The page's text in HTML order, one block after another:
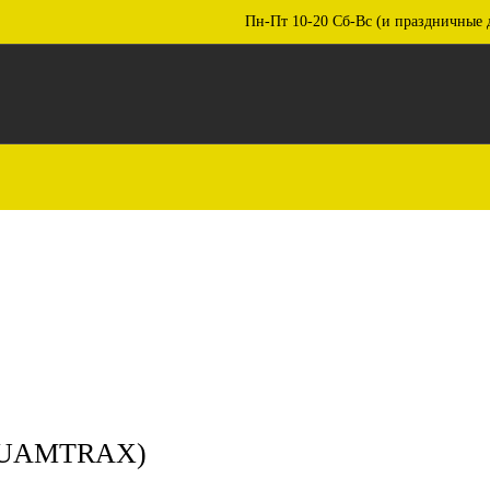
Пн-Пт 10-20 Сб-Вс (и праздничные